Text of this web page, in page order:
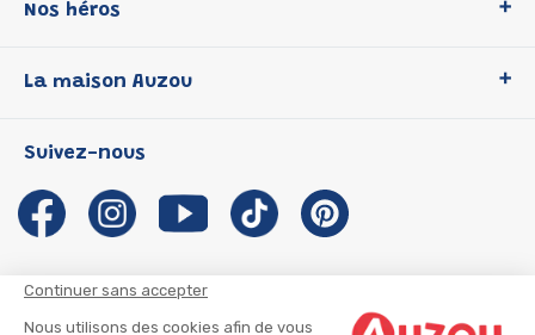
Continuer sans accepter
Nous utilisons des cookies afin de vous
Nos héros
P'tit Loup
Les Influenceuses
Migali
Petite Taupe
La maison Auzou
Notre histoire
Auzou s'engage
Auteurs et illustrateurs Auzou
Suivez-nous